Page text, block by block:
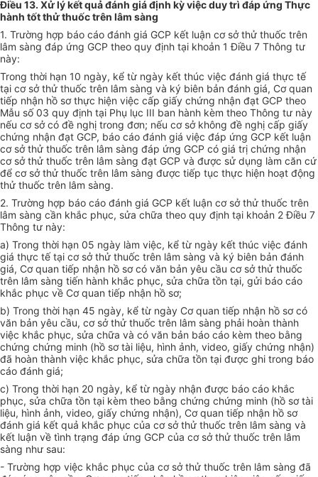
Điều 13. Xử lý kết quả đánh giá định kỳ việc duy trì đáp ứng Thực
hành tốt thử thuốc trên lâm sàng
1. Trường hợp báo cáo đánh giá GCP kết luận cơ sở thử thuốc trên
lâm sàng đáp ứng GCP theo quy định tại khoản 1 Điều 7 Thông tư
này:
Trong thời hạn 10 ngày, kể từ ngày kết thúc việc đánh giá thực tế
tại cơ sở thử thuốc trên lâm sàng và ký biên bản đánh giá, Cơ quan
tiếp nhận hồ sơ thực hiện việc cấp giấy chứng nhận đạt GCP theo
Mẫu số 03 quy định tại Phụ lục III ban hành kèm theo Thông tư này
nếu cơ sở có đề nghị trong đơn; nếu cơ sở không đề nghị cấp giấy
chứng nhận đạt GCP, báo cáo đánh giá việc đáp ứng GCP kết luận
cơ sở thử thuốc trên lâm sàng đáp ứng GCP có giá trị chứng nhận
cơ sở thử thuốc trên lâm sàng đạt GCP và được sử dụng làm căn cứ
để cơ sở thử thuốc trên lâm sàng được tiếp tục thực hiện hoạt động
thử thuốc trên lâm sàng.
2. Trường hợp báo cáo đánh giá GCP kết luận cơ sở thử thuốc trên
lâm sàng cần khắc phục, sửa chữa theo quy định tại khoản 2 Điều 7
Thông tư này:
a) Trong thời hạn 05 ngày làm việc, kể từ ngày kết thúc việc đánh
giá thực tế tại cơ sở thử thuốc trên lâm sàng và ký biên bản đánh
giá, Cơ quan tiếp nhận hồ sơ có văn bản yêu cầu cơ sở thử thuốc
trên lâm sàng tiến hành khắc phục, sửa chữa tồn tại, gửi báo cáo
khắc phục về Cơ quan tiếp nhận hồ sơ;
b) Trong thời hạn 45 ngày, kể từ ngày Cơ quan tiếp nhận hồ sơ có
văn bản yêu cầu, cơ sở thử thuốc trên lâm sàng phải hoàn thành
việc khắc phục, sửa chữa và có văn bản báo cáo kèm theo bằng
chứng chứng minh (hồ sơ tài liệu, hình ảnh, video, giấy chứng nhận)
đã hoàn thành việc khắc phục, sửa chữa tồn tại được ghi trong báo
cáo đánh giá;
c) Trong thời hạn 20 ngày, kể từ ngày nhận được báo cáo khắc
phục, sửa chữa tồn tại kèm theo bằng chứng chứng minh (hồ sơ tài
liệu, hình ảnh, video, giấy chứng nhận), Cơ quan tiếp nhận hồ sơ
đánh giá kết quả khắc phục của cơ sở thử thuốc trên lâm sàng và
kết luận về tình trạng đáp ứng GCP của cơ sở thử thuốc trên lâm
sàng như sau:
- Trường hợp việc khắc phục của cơ sở thử thuốc trên lâm sàng đã